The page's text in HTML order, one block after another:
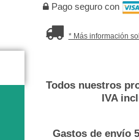
Pago seguro con
* Más información
Todos nuestros
IVA
Gastos de envío